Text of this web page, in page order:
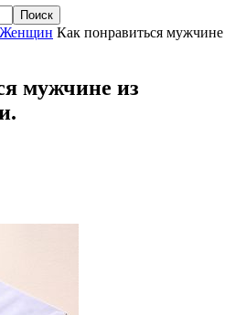
Как понравиться мужчине
мужчине из